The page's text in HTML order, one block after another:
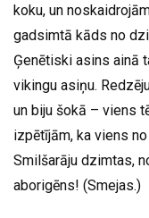
koku, un
gadsimtā kāds no
Ģenētiski asins ainā
vikingu asiņu.
un biju šokā – viens
izpētījām, ka viens
Smilšarāju dzimtas,
aborigēns! (Smejas.)